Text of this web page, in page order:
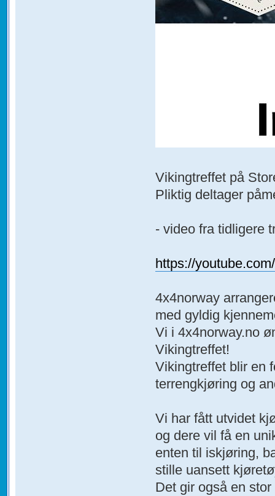
Vikingtreffet på
Pliktig deltager
- video fra tidligere
https://
4x4norway
med gyldig
Vi i 4x4norway.no
Vikingtreffet!
Vikingtreffet blir en
terrengkjøring og
Vi har fått utvidet
og dere vil få en
enten til iskjøring,
stille uansett
Det gir også en